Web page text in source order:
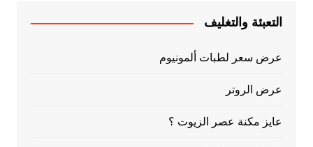
التعبئة والتغليف
عرض سعر لطبات ألمونيوم
عرض الروتر
عايز مكنة عصر الزيوت ؟